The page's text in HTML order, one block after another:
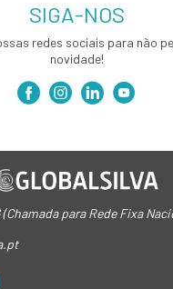
SIGA-NOS
redes sociais para não
novidade!
(Chamada para Rede Fixa